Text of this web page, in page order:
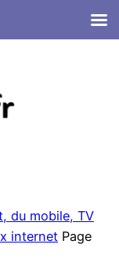
du mobile, TV
internet Page